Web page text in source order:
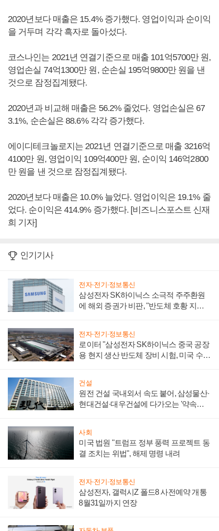
2020년보다 매출은 15.4% 증가했다. 영업이익과 순이익
을 거두며 각각 흑자로 돌아섰다.
코스나인는 2021년 연결기준으로 매출 101억5700만 원,
영업손실 74억1300만 원, 순손실 195억9800만 원을 낸
것으로 잠정집계됐다.
2020년과 비교해 매출은 56.2% 줄었다. 영업손실은 67
3.1%, 순손실은 88.6% 각각 증가했다.
에이디테크놀로지는 2021년 연결기준으로 매출 3216억
4100만 원, 영업이익 109억400만 원, 순이익 146억2800
만 원을 낸 것으로 잠정집계됐다.
2020년보다 매출은 10.0% 늘었다. 영업이익은 19.1% 줄
었다. 순이익은 414.9% 증가했다. [비즈니스포스트 신재
희 기자]
인기기사
전자·전기·정보통신
삼성전자 SK하이닉스 소극적 주주환원
에 해외 증권가 비판, "반도체 호황 지속
전자·전기·정보통신
로이터 "삼성전자 SK하이닉스 중국 공장
용 현지 생산 반도체 장비 시험, 미국 수출
건설
원전 건설 국내외서 속도 붙어, 삼성물산·
현대건설·대우건설에 다가오는 '약속의
사회
미국 법원 "트럼프 정부 풍력 프로젝트 동
결 조치는 위법", 해제 명령 내려
전자·전기·정보통신
삼성전자, 갤럭시Z 폴드8 사전예약 개통
8월31일까지 연장